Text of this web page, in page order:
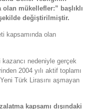
mükellefler:” başlıklı
değiştirilmiştir.
kapsamında olan
nedeniyle gerçek
2004 yılı aktif toplamı
Türk Lirasını aşmayan
kapsamı dışındaki